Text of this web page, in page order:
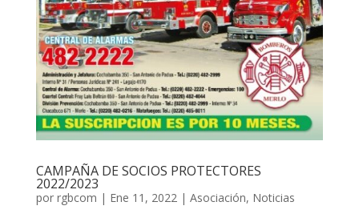
CAMPAÑA DE SOCIOS PROTECTORES
2022/2023
por rgbcom | Ene 11, 2022| Asociación, Noticias